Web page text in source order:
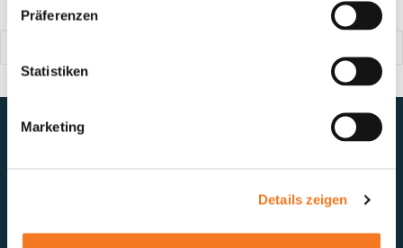
Präferenzen
Statistiken
Marketing
Details zeigen
aktuelles forum e.V.